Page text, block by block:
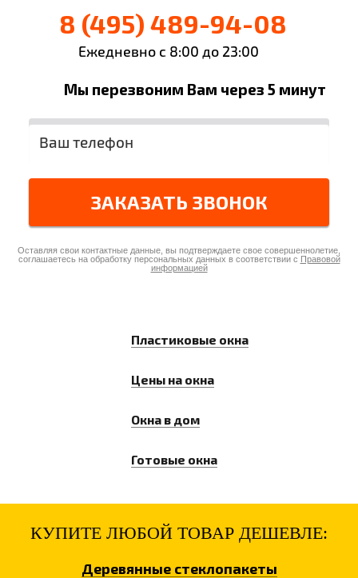
8 (495) 489-94-08
Ежедневно с 8:00 до 23:00
Мы перезвоним Вам через 5 минут
ЗАКАЗАТЬ ЗВОНОК
Оставляя свои контактные данные, вы подтверждаете свое совершеннолетие,
соглашаетесь на обработку персональных данных в соответствии с Правовой
информацией
Пластиковые окна
Цены на окна
Окна в дом
Готовые окна
КУПИТЕ ЛЮБОЙ ТОВАР ДЕШЕВЛЕ:
Деревянные стеклопакеты